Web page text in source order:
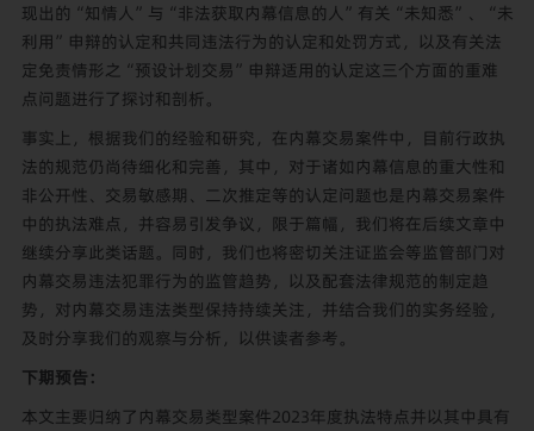
现出的“知情人”与“非法获取内幕信息的人”有关“未知悉”、“未
利用”申辩的认定和共同违法行为的认定和处罚方式，以及有关法
定免责情形之“预设计划交易”申辩适用的认定这三个方面的重难
点问题进行了探讨和剖析。
事实上，根据我们的经验和研究，在内幕交易案件中，目前行政执
法的规范仍尚待细化和完善，其中，对于诸如内幕信息的重大性和
非公开性、交易敏感期、二次推定等的认定问题也是内幕交易案件
中的执法难点，并容易引发争议，限于篇幅，我们将在后续文章中
继续分享此类话题。同时，我们也将密切关注证监会等监管部门对
内幕交易违法犯罪行为的监管趋势，以及配套法律规范的制定趋
势，对内幕交易违法类型保持持续关注，并结合我们的实务经验，
及时分享我们的观察与分析，以供读者参考。
下期预告：
本文主要归纳了内幕交易类型案件2023年度执法特点并以其中具有